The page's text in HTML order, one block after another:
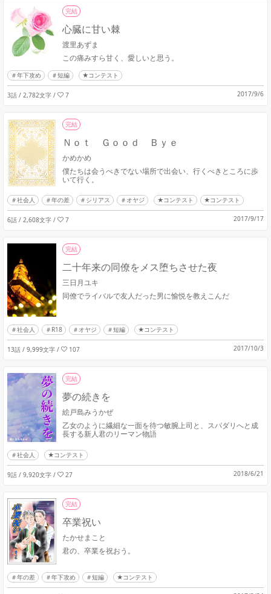
完結
心臓に甘い棘
渡里あずま
この痛みすら甘く、愛しいと思う。
年下攻め 短編 ★コンテスト
3話 / 2,782文字 / 7 2017/9/6
完結
Ｎｏｔ Ｇｏｏｄ Ｂｙｅ
かめかめ
僕たちは会うべきでない場所で出会い、行くべきところに歩
いて行く。
社会人 年の差 シリアス オヤジ ★コンテスト ★コンテスト
6話 / 2,608文字 / 7 2017/9/17
完結
二十年来の同僚をメス堕ちさせた夜
三日月ユキ
同僚でライバルで友人だった男に愉悦を教えこんだ
社会人 R18 オヤジ 短編 ★コンテスト
13話 / 9,999文字 / 107 2017/10/3
完結
夢の続きを
絵戸島みうかぜ
乙女のように繊細な一面を待つ敏腕上司と、スパダリへと成
長する新人君のリーマン物語
社会人 ★コンテスト
9話 / 9,920文字 / 27 2018/6/21
完結
卒業祝い
たかせまこと
君の、卒業を祝おう。
年の差 年下攻め 短編 ★コンテスト